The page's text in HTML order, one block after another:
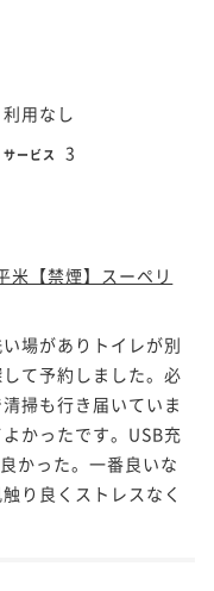
利用なし
ービス 3
米【禁煙】スーペリ
場がありトイレが別
て予約しました。必
掃も行き届いていま
かったです。USB充
かった。一番良いな
り良くストレスなく